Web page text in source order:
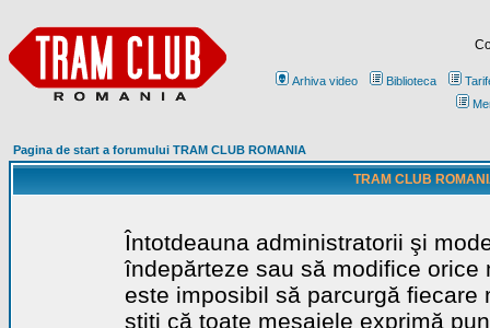
Arhiva video Biblioteca
Pagina de start a forumului TRAM CLUB ROMANIA
TRAM CLUB
Întotdeauna administratorii şi
îndepărteze sau să modifice
este imposibil să parcurgă
ştiţi că toate mesajele exprimă